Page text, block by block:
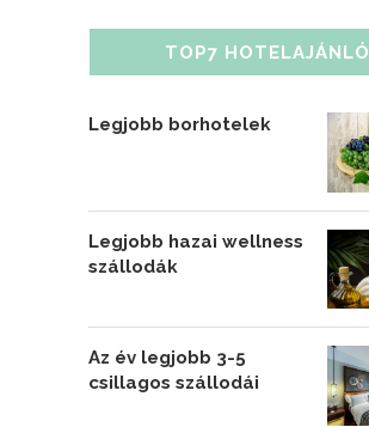
TOP7 HOTELAJÁNLÓ
Legjobb borhotelek
Legjobb hazai wellness
szállodák
Az év legjobb 3-5
csillagos szállodái